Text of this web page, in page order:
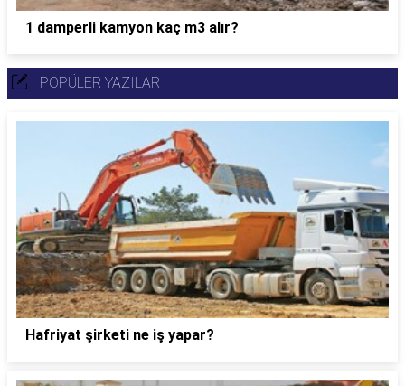
1 damperli kamyon kaç m3 alır?
POPÜLER YAZILAR
Hafriyat şirketi ne iş yapar?